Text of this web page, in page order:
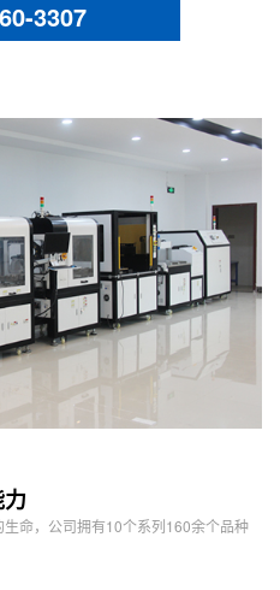
3307
命，公司拥有10个系列160余个品种